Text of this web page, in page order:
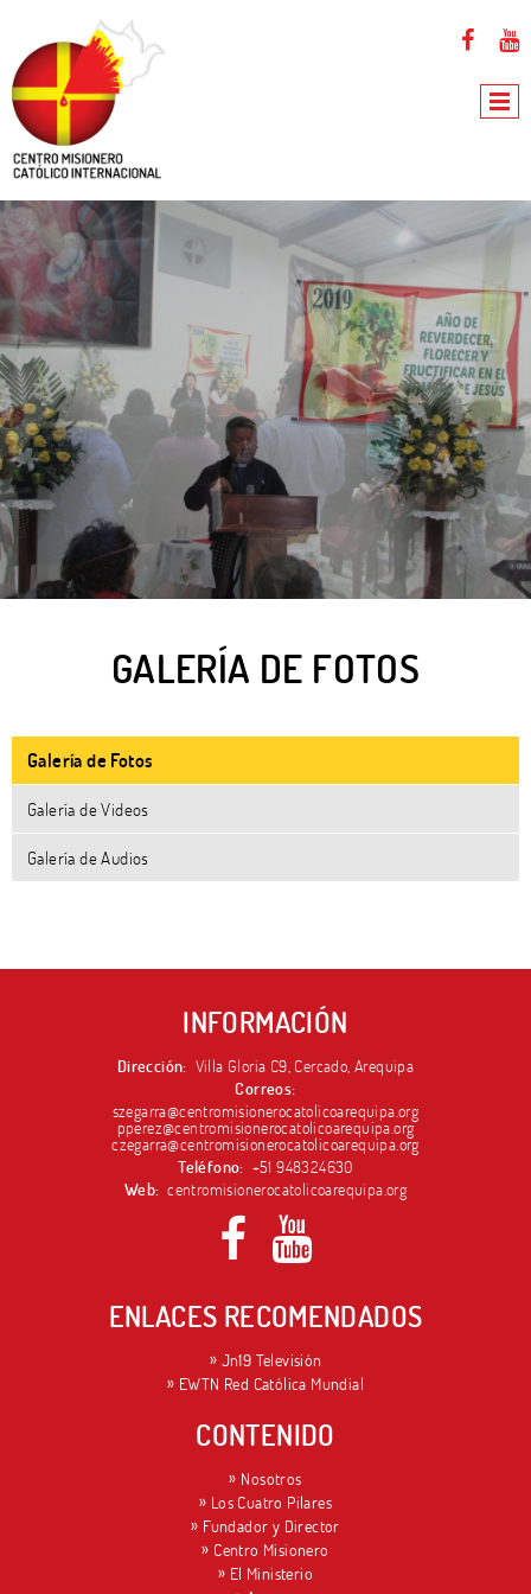
GALERÍA DE FOTOS
Galería de Fotos
Galería de Videos
Galería de Audios
INFORMACIÓN
Dirección: Villa Gloria C9, Cercado, Arequipa
Correos:
szegarra@centromisionerocatolicoarequipa.org
pperez@centromisionerocatolicoarequipa.org
czegarra@centromisionerocatolicoarequipa.org
Teléfono: +51 948324630
Web: centromisionerocatolicoarequipa.org
ENLACES RECOMENDADOS
Jn19 Televisión
EWTN Red Católica Mundial
CONTENIDO
Nosotros
Los Cuatro Pilares
Fundador y Director
Centro Misionero
El Ministerio